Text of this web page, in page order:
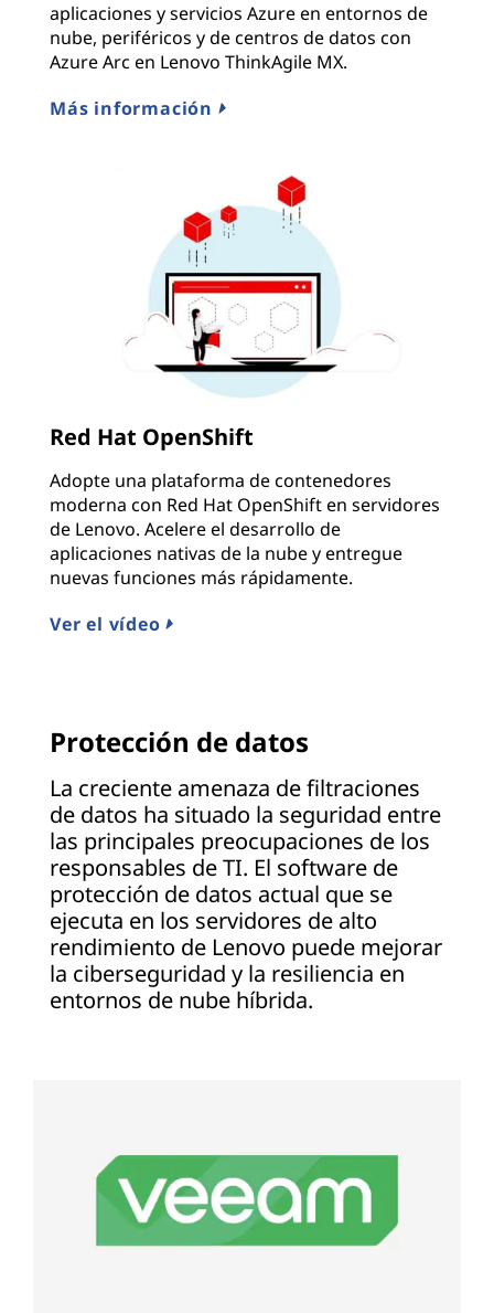
aplicaciones y servicios Azure en entornos de
nube, periféricos y de centros de datos con
Azure Arc en Lenovo ThinkAgile MX.
Más información
Red Hat OpenShift
Adopte una plataforma de contenedores
moderna con Red Hat OpenShift en servidores
de Lenovo. Acelere el desarrollo de
aplicaciones nativas de la nube y entregue
nuevas funciones más rápidamente.
Ver el vídeo
Protección de datos
La creciente amenaza de filtraciones
de datos ha situado la seguridad entre
las principales preocupaciones de los
responsables de TI. El software de
protección de datos actual que se
ejecuta en los servidores de alto
rendimiento de Lenovo puede mejorar
la ciberseguridad y la resiliencia en
entornos de nube híbrida.